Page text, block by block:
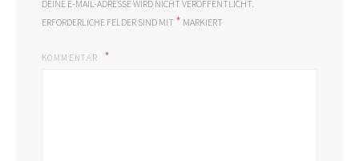
DEINE E-MAIL-ADRESSE WIRD NICHT VERÖFFENTLICHT.
ERFORDERLICHE FELDER SIND MIT * MARKIERT
KOMMENTAR